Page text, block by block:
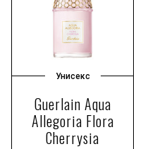
Унисекс
Guerlain Aqua
Allegoria Flora
Cherrysia